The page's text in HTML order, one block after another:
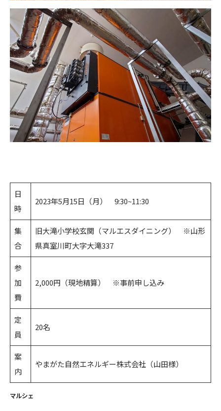
日
時
2023年5月15日（月） 9:30~11:30
集
合
旧大滝小学校玄関（マルエスダイニング） ※山形
県真室川町大字大滝337
参
加
費
2,000円（現地精算） ※事前申し込み
定
員
20名
案
内
やまがた自然エネルギー株式会社（山田様）
マルシェ